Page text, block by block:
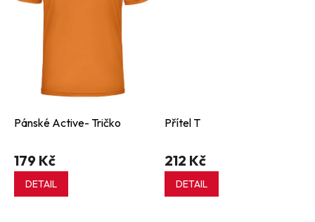
Pánské Active- Tričko
179 Kč
DETAIL
Přítel T
212 Kč
DETAIL